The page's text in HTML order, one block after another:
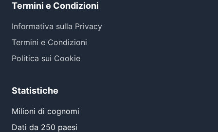
Termini e Condizioni
Informativa sulla Privacy
Termini e Condizioni
Politica sui Cookie
Statistiche
Milioni di cognomi
Dati da 250 paesi